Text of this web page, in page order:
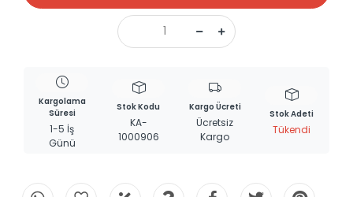
Kargolama
Süresi
1-5 İş
Günü
Stok Kodu
KA-
1000906
Kargo Ücreti
Ücretsiz
Kargo
Stok Adeti
Tükendi